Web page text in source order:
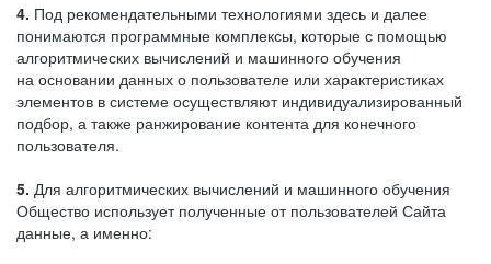
4. Под рекомендательными технологиями здесь и далее
понимаются программные комплексы, которые с помощью
алгоритмических вычислений и машинного обучения
на основании данных о пользователе или характеристиках
элементов в системе осуществляют индивидуализированный
подбор, а также ранжирование контента для конечного
пользователя.
5. Для алгоритмических вычислений и машинного обучения
Общество использует полученные от пользователей Сайта
данные, а именно: